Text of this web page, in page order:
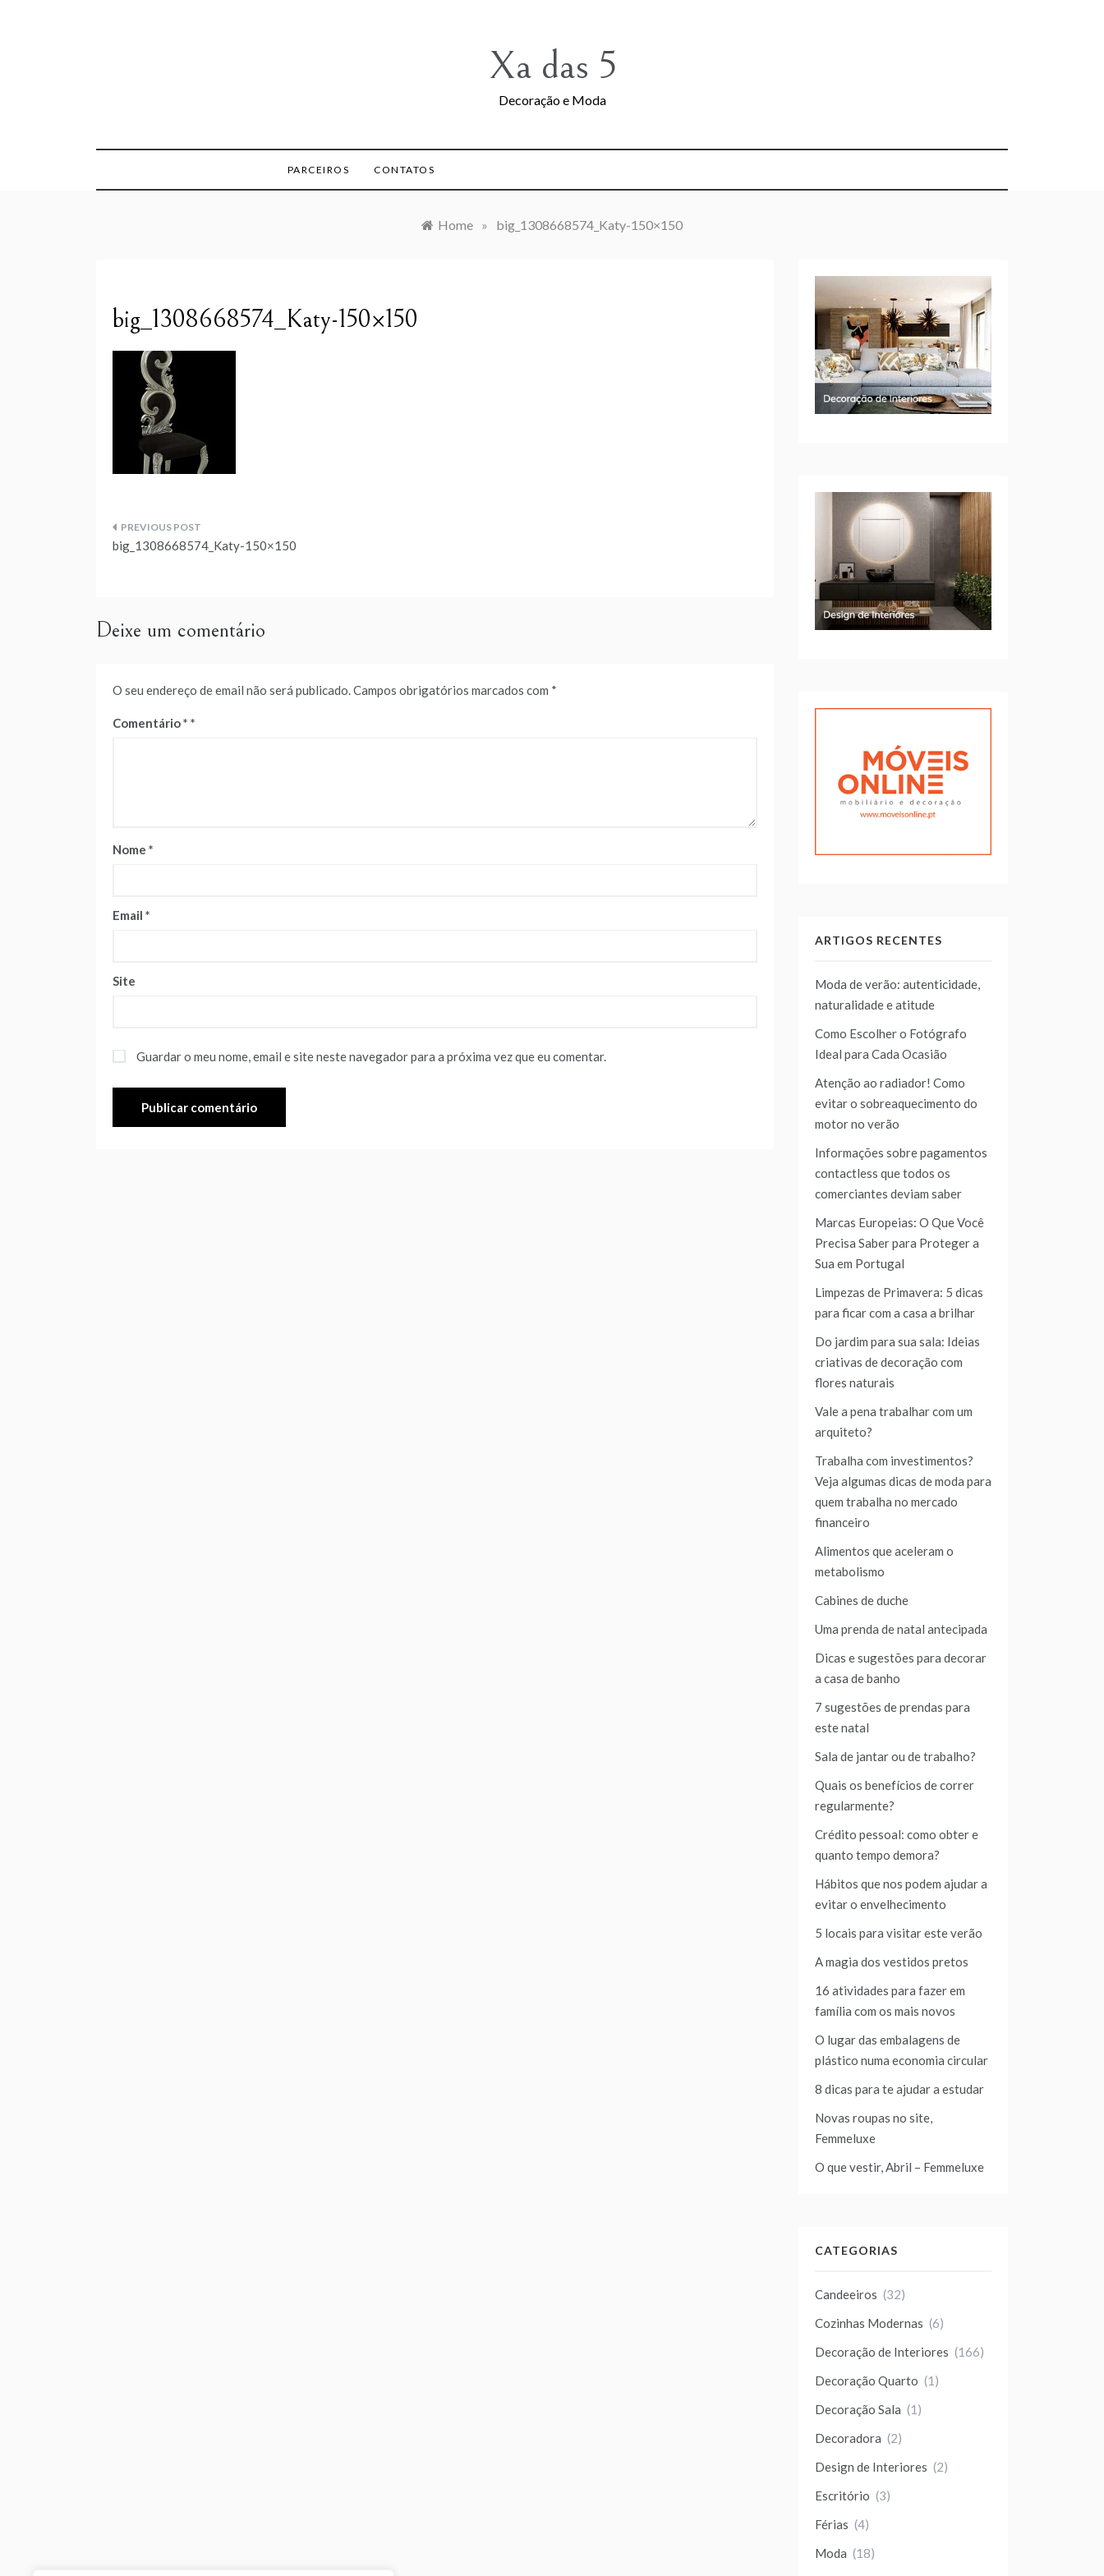
Xa das 5
Decoração e Moda
PARCEIROS CONTATOS
Home » big_1308668574_Katy-150×150
big_1308668574_Katy-150×150
Navegação
big_1308668574_Katy-150×150
Deixe um comentário
O seu endereço de email não será publicado.Campos obrigatórios marcados com *
Comentário*
Nome *
Email *
Site
Guardar o meu nome, email e site neste navegador para a próxima vez que eu comentar.
ARTIGOS RECENTES
Moda de verão: autenticidade,
naturalidade e atitude
Como Escolher o Fotógrafo
Ideal para Cada Ocasião
Atenção ao radiador! Como
evitar o sobreaquecimento do
motor no verão
Informações sobre pagamentos
contactless que todos os
comerciantes deviam saber
Marcas Europeias: O Que Você
Precisa Saber para Proteger a
Sua em Portugal
Limpezas de Primavera: 5 dicas
para ficar com a casa a brilhar
Do jardim para sua sala: Ideias
criativas de decoração com
flores naturais
Vale a pena trabalhar com um
arquiteto?
Trabalha com investimentos?
Veja algumas dicas de moda para
quem trabalha no mercado
financeiro
Alimentos que aceleram o
metabolismo
Cabines de duche
Uma prenda de natal antecipada
Dicas e sugestões para decorar
a casa de banho
7 sugestões de prendas para
este natal
Sala de jantar ou de trabalho?
Quais os benefícios de correr
regularmente?
Crédito pessoal: como obter e
quanto tempo demora?
Hábitos que nos podem ajudar a
evitar o envelhecimento
5 locais para visitar este verão
A magia dos vestidos pretos
16 atividades para fazer em
família com os mais novos
O lugar das embalagens de
plástico numa economia circular
8 dicas para te ajudar a estudar
Novas roupas no site,
Femmeluxe
O que vestir, Abril – Femmeluxe
CATEGORIAS
Candeeiros (32)
Cozinhas Modernas (6)
Decoração de Interiores (166)
Decoração Quarto (1)
Decoração Sala (1)
Decoradora (2)
Design de Interiores (2)
Escritório (3)
Férias (4)
Moda (18)